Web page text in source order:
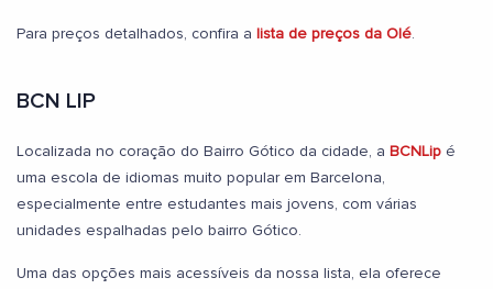
Para preços detalhados, confira a lista de preços da Olé.
BCN LIP
Localizada no coração do Bairro Gótico da cidade, a BCNLip é
uma escola de idiomas muito popular em Barcelona,
especialmente entre estudantes mais jovens, com várias
unidades espalhadas pelo bairro Gótico.
Uma das opções mais acessíveis da nossa lista, ela oferece